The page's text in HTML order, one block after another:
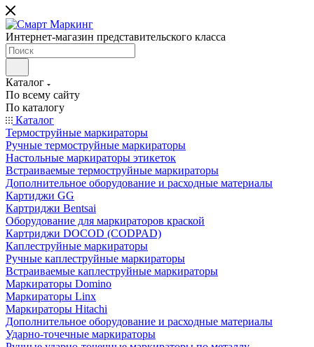
Интернет-магазин представительского класса
Каталог
По всему сайту
По каталогу
Каталог
Термоструйные маркираторы
Ручные термоструйные маркираторы
Настольные маркираторы этикеток
Встраиваемые термоструйные маркираторы
Дополнительное оборудование и расходные материалы
Картиджи GG
Картриджи Bentsai
Оборудование для маркираторов краской
Картриджи DOCOD (CODPAD)
Каплеструйные маркираторы
Ручные каплеструйные маркираторы
Встраиваемые каплеструйные маркираторы
Маркираторы Domino
Маркираторы Linx
Маркираторы Hitachi
Дополнительное оборудование и расходные материалы
Ударно-точечные маркираторы